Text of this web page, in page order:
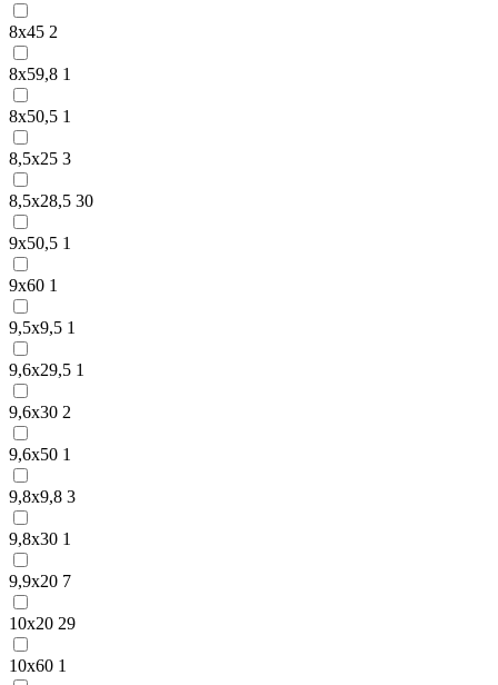
8х45 2
8х59,8 1
8х50,5 1
8,5х25 3
8,5х28,5 30
9х50,5 1
9х60 1
9,5х9,5 1
9,6х29,5 1
9,6х30 2
9,6х50 1
9,8х9,8 3
9,8х30 1
9,9х20 7
10х20 29
10х60 1